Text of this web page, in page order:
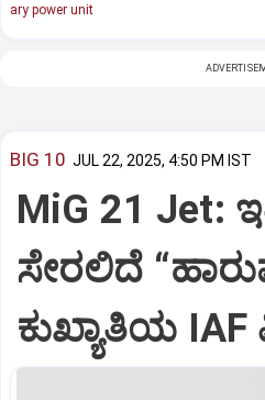
ary power unit
BIG 10 JUL 22, 2025, 4:50 PM IST
MiG 21 Jet:
ಸೇರಲಿದೆ
ಕುಖ್ಯಾತಿಯ